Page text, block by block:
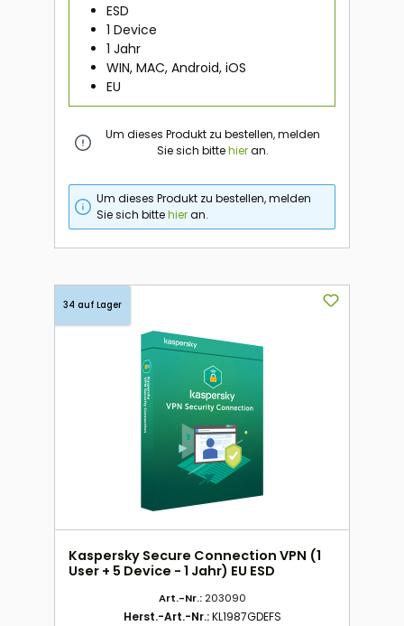
ESD
1 Device
1 Jahr
WIN, MAC, Android, iOS
EU
Um dieses Produkt zu bestellen, melden
Sie sich bittehieran.
Um dieses Produkt zu bestellen, melden
Sie sich bittehieran.
34 auf Lager
Kaspersky Secure Connection VPN (1
User + 5 Device - 1 Jahr) EU ESD
Art.-Nr.: 203090
Herst.-Art.-Nr.:KL1987GDEFS